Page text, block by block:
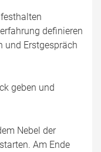
definieren
und Erstgespräch
geben und
Nebel der
Am Ende